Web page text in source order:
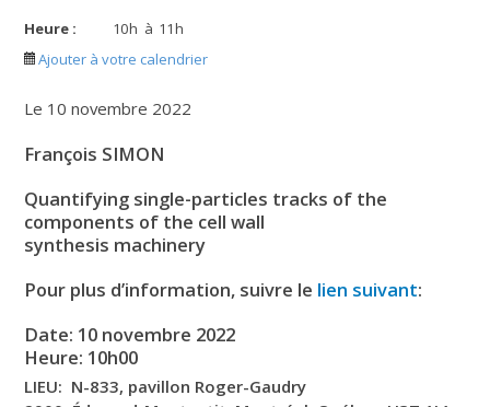
Heure : 10h à 11h
Ajouter à votre calendrier
Le 10 novembre 2022
François SIMON
Quantifying single-particles tracks of the
components of the cell wall
synthesis machinery
Pour plus d’information, suivre le lien suivant:
Date: 10 novembre 2022
Heure: 10h00
LIEU: N-833, pavillon Roger-Gaudry